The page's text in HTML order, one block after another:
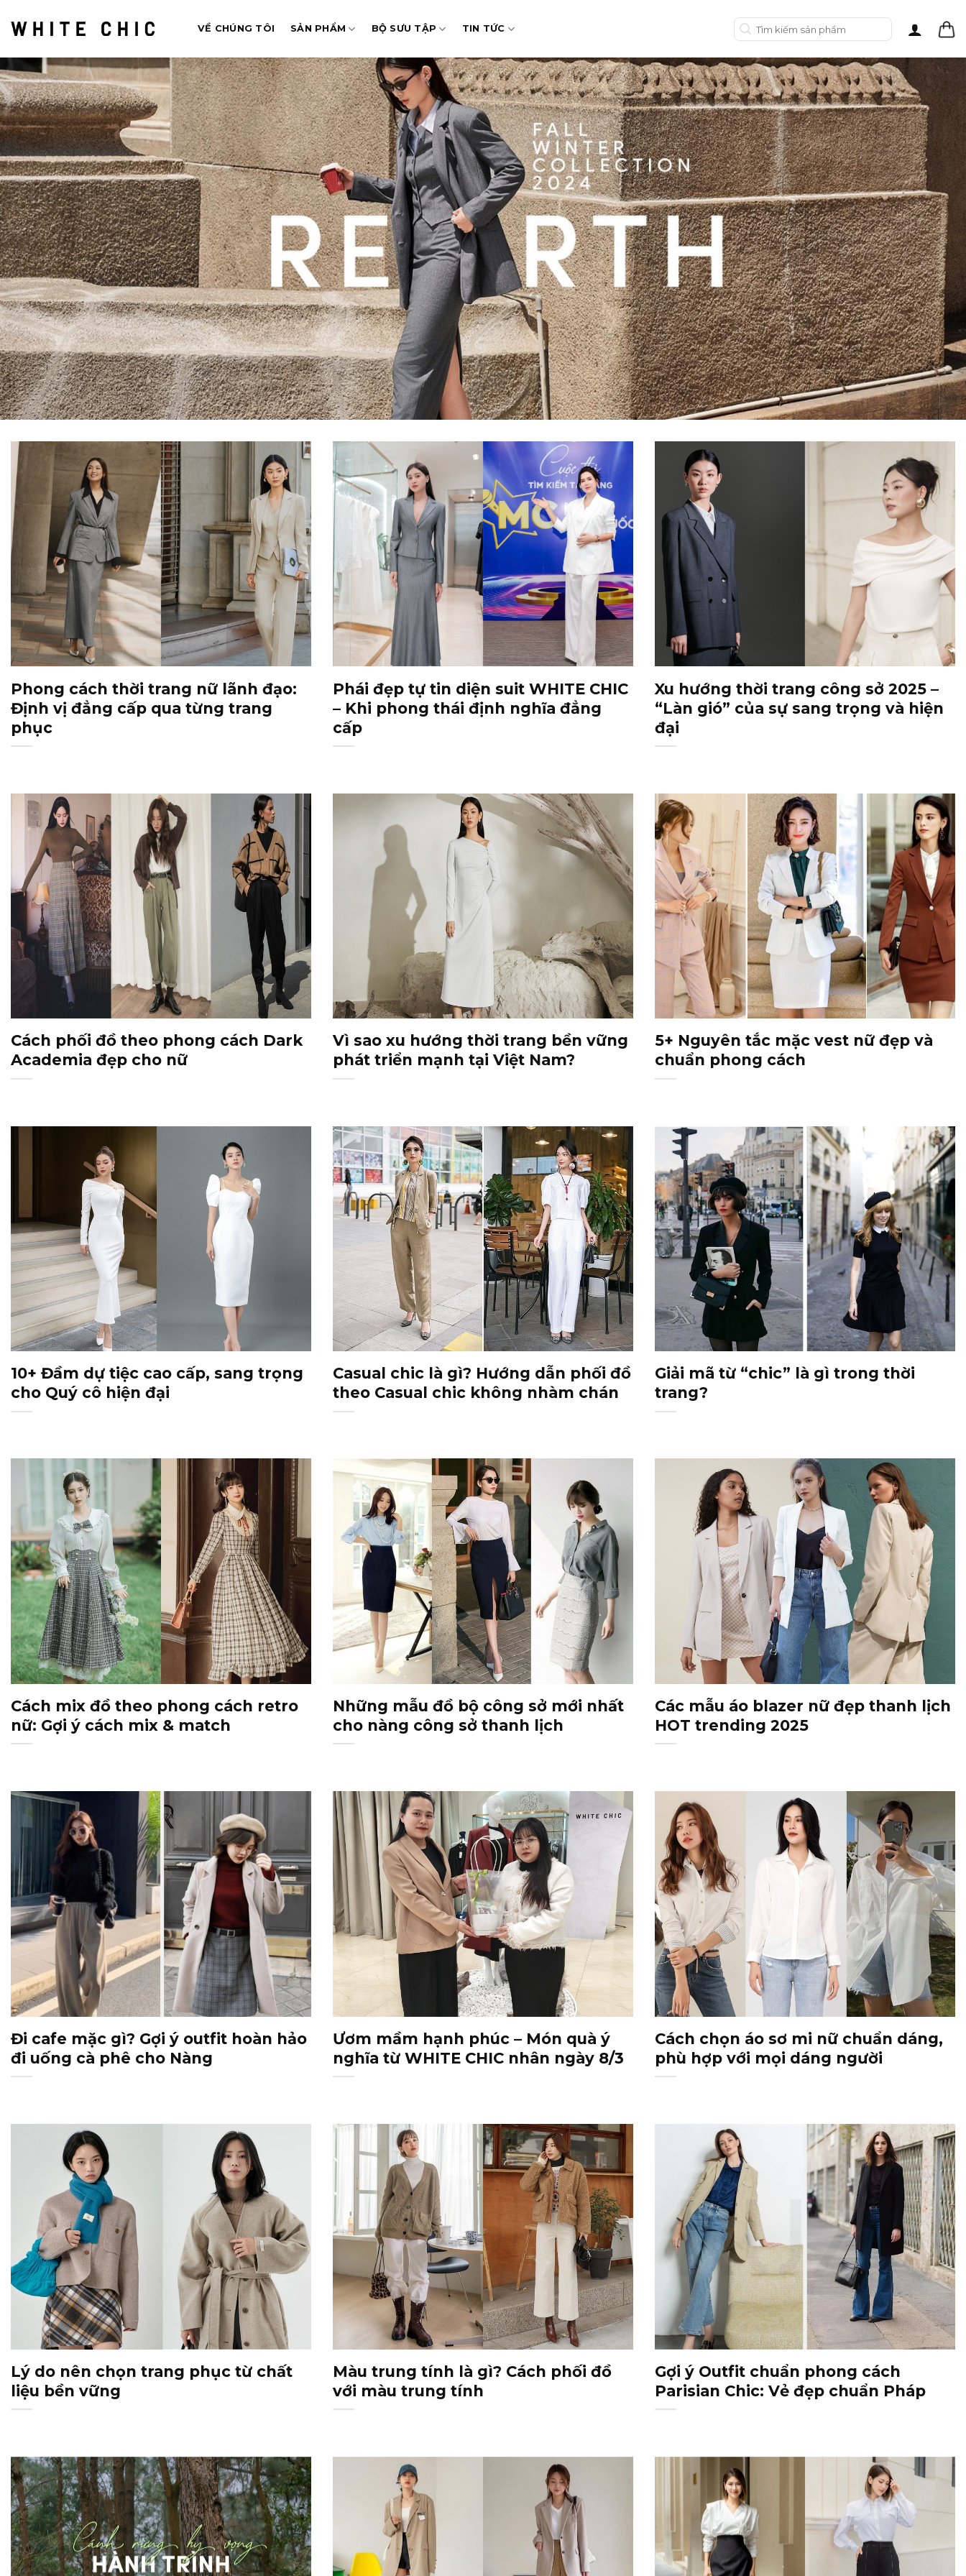
qua
dung
VỀ CHÚNG TÔI SẢN PHẨM BỘ SƯU TẬP TIN TỨC
Tìm
kiếm:
Phong cách thời trang nữ lãnh đạo:
Định vị đẳng cấp qua từng trang
phục
Phái đẹp tự tin diện suit WHITE CHIC
– Khi phong thái định nghĩa đẳng
cấp
Xu hướng thời trang công sở 2025 –
“Làn gió” của sự sang trọng và hiện
đại
Cách phối đồ theo phong cách Dark
Academia đẹp cho nữ
Vì sao xu hướng thời trang bền vững
phát triển mạnh tại Việt Nam?
5+ Nguyên tắc mặc vest nữ đẹp và
chuẩn phong cách
10+ Đầm dự tiệc cao cấp, sang trọng
cho Quý cô hiện đại
Casual chic là gì? Hướng dẫn phối đồ
theo Casual chic không nhàm chán
Giải mã từ “chic” là gì trong thời
trang?
Cách mix đồ theo phong cách retro
nữ: Gợi ý cách mix & match
Những mẫu đồ bộ công sở mới nhất
cho nàng công sở thanh lịch
Các mẫu áo blazer nữ đẹp thanh lịch
HOT trending 2025
Đi cafe mặc gì? Gợi ý outfit hoàn hảo
đi uống cà phê cho Nàng
Ươm mầm hạnh phúc – Món quà ý
nghĩa từ WHITE CHIC nhân ngày 8/3
Cách chọn áo sơ mi nữ chuẩn dáng,
phù hợp với mọi dáng người
Lý do nên chọn trang phục từ chất
liệu bền vững
Màu trung tính là gì? Cách phối đồ
với màu trung tính
Gợi ý Outfit chuẩn phong cách
Parisian Chic: Vẻ đẹp chuẩn Pháp